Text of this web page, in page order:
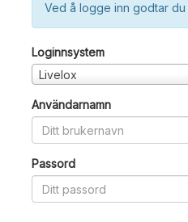
Ved å logge inn godtar du
Loginnsystem
Livelox
Användarnamn
Passord